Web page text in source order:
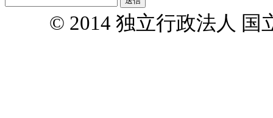
© 2014 独立行政法人 国